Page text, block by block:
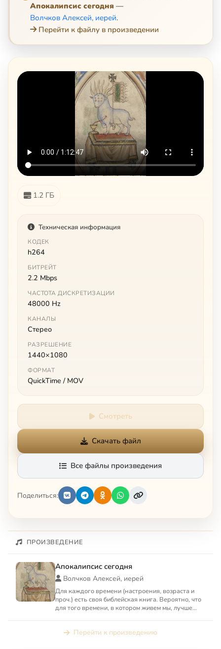
Апокалипсис сегодня —
Волчков Алексей, иерей.
Перейти к файлу в произведении
1.2 ГБ
Техническая информация
КОДЕК
h264
БИТРЕЙТ
2.2 Mbps
ЧАСТОТА ДИСКРЕТИЗАЦИИ
48000 Hz
КАНАЛЫ
Стерео
РАЗРЕШЕНИЕ
1440×1080
ФОРМАТ
QuickTime / MOV
Смотреть
Скачать файл
Все файлы произведения
Поделиться:
ПРОИЗВЕДЕНИЕ
Апокалипсис сегодня
Волчков Алексей, иерей
Для каждого времени (настроения, возраста и
проч.) есть своя библейская книга. Вероятно, что
для того времени, в котором живем мы, лучше
Перейти к произведению